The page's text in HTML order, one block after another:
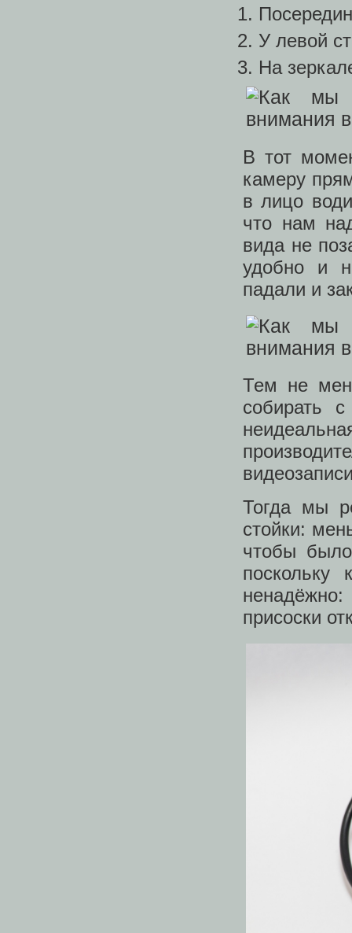
У левой
На
В тот
камеру
в лицо
что нам
вида не
удобно и
падали и
Тем не
собирать
Тогда мы
стойки:
чтобы
поскольку
присоски